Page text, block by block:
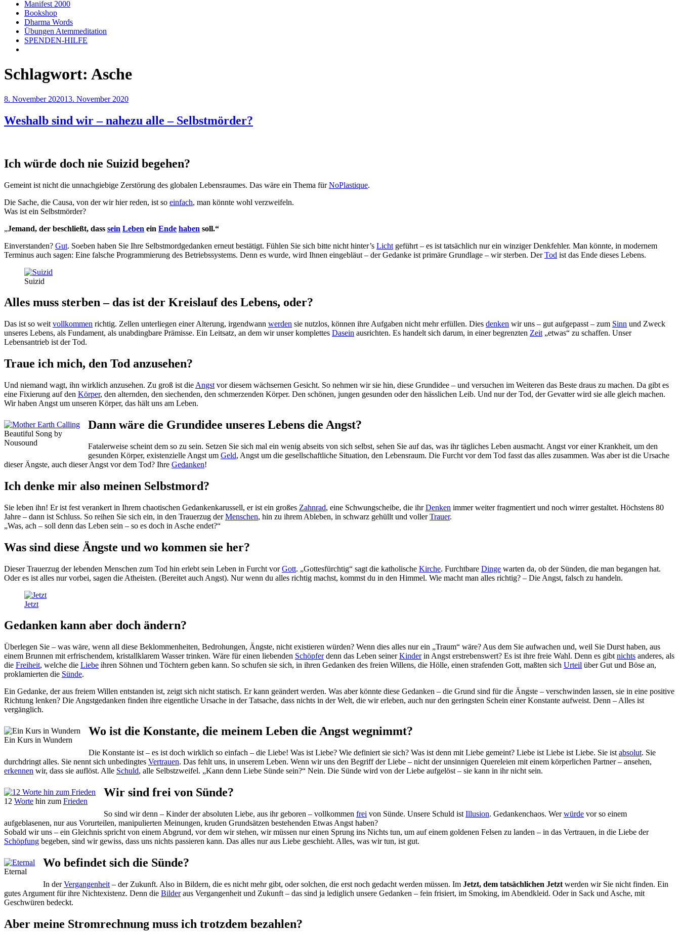
Manifest 2000
Bookshop
Dharma Words
Übungen Atemmeditation
SPENDEN-HILFE
Schlagwort: Asche
Veröffentlicht
8. November 202013. November 2020
Weshalb sind wir – nahezu alle – Selbstmörder?
Ich würde doch nie Suizid begehen?
Gemeint ist nicht die unnachgiebige Zerstörung des globalen Lebensraumes. Das wäre ein Thema fürNoPlastique.
Die Sache, die Causa, von der wir hier reden, ist so einfach, man könnte wohl verzweifeln.
Was ist ein Selbstmörder?
„Jemand, der beschließt, dass sein Leben ein Ende haben soll.“
Einverstanden? Gut. Soeben haben Sie Ihre Selbstmordgedanken erneut bestätigt. Fühlen Sie sich bitte nicht hinter’s Licht geführt – es ist tatsächlich nur ein winziger Denkfehler. Man könnte, in modernem
Terminus auch sagen: Eine falsche Programmierung des Betriebssystems. Denn es wurde, wird Ihnen eingebläut – der Gedanke ist primäre Grundlage – wir sterben. DerTod ist das Ende dieses Lebens.
Suizid
Alles muss sterben – das ist der Kreislauf des Lebens, oder?
Das ist so weit vollkommen richtig. Zellen unterliegen einer Alterung, irgendwann werden sie nutzlos, können ihre Aufgaben nicht mehr erfüllen. Dies denken wir uns – gut aufgepasst – zum Sinn und Zweck
unseres Lebens, als Fundament, als unabdingbare Prämisse. Ein Leitsatz, an dem wir unser komplettes Dasein ausrichten. Es handelt sich darum, in einer begrenzten Zeit „etwas“ zu schaffen. Unser
Lebensantrieb ist der Tod.
Traue ich mich, den Tod anzusehen?
Und niemand wagt, ihn wirklich anzusehen. Zu groß ist die Angst vor diesem wächsernen Gesicht. So nehmen wir sie hin, diese Grundidee – und versuchen im Weiteren das Beste draus zu machen. Da gibt es
eine Fixierung auf den Körper, den alternden, den siechenden, den schmerzenden Körper. Den schönen, jungen gesunden oder den hässlichen Leib. Und nur der Tod, der Gevatter wird sie alle gleich machen.
Wir haben Angst um unseren Körper, das hält uns am Leben.
Beautiful Song by
Nousound
Dann wäre die Grundidee unseres Lebens die Angst?
Fatalerweise scheint dem so zu sein. Setzen Sie sich mal ein wenig abseits von sich selbst, sehen Sie auf das, was ihr tägliches Leben ausmacht. Angst vor einer Krankheit, um den
gesunden Körper, existenzielle Angst um Geld, Angst um die gesellschaftliche Situation, den Lebensraum. Die Furcht vor dem Tod fasst das alles zusammen. Was aber ist die Ursache
dieser Ängste, auch dieser Angst vor dem Tod? Ihre Gedanken!
Ich denke mir also meinen Selbstmord?
Sie leben ihn! Er ist fest verankert in Ihrem chaotischen Gedankenkarussell, er ist ein großes Zahnrad, eine Schwungscheibe, die ihrDenken immer weiter fragmentiert und noch wirrer gestaltet. Höchstens 80
Jahre – dann ist Schluss. So reihen Sie sich ein, in den Trauerzug derMenschen, hin zu ihrem Ableben, in schwarz gehüllt und vollerTrauer.
„Was, ach – soll denn das Leben sein – so es doch in Asche endet?“
Was sind diese Ängste und wo kommen sie her?
Dieser Trauerzug der lebenden Menschen zum Tod hin erlebt sein Leben in Furcht vorGott. „Gottesfürchtig“ sagt die katholische Kirche. Furchtbare Dinge warten da, ob der Sünden, die man begangen hat.
Oder es ist alles nur vorbei, sagen die Atheisten. (Bereitet auch Angst). Nur wenn du alles richtig machst, kommst du in den Himmel. Wie macht man alles richtig? – Die Angst, falsch zu handeln.
Jetzt
Gedanken kann aber doch ändern?
Überlegen Sie – was wäre, wenn all diese Beklommenheiten, Bedrohungen, Ängste, nicht existieren würden? Wenn dies alles nur ein „Traum“ wäre? Aus dem Sie aufwachen und, weil Sie Durst haben, aus
einem Brunnen mit erfrischendem, kristallklarem Wasser trinken. Wäre für einen liebenden Schöpferdenn das Leben seinerKinderin Angst erstrebenswert? Es ist ihre freie Wahl. Denn es gibt nichts anderes, als
die Freiheit, welche die Liebe ihren Söhnen und Töchtern geben kann. So schufen sie sich, in ihren Gedanken des freien Willens, die Hölle, einen strafenden Gott, maßten sich Urteil über Gut und Böse an,
proklamierten die Sünde.
Ein Gedanke, der aus freiem Willen entstanden ist, zeigt sich nicht statisch. Er kann geändert werden. Was aber könnte diese Gedanken – die Grund sind für die Ängste – verschwinden lassen, sie in eine positive
Richtung lenken? Die Angstgedanken finden ihre eigentliche Ursache in der Tatsache, dass nichts in der Welt, die wir erleben, auch nur den geringsten Schein einer Konstante aufweist. Denn – Alles ist
vergänglich.
Ein Kurs in Wundern
Wo ist die Konstante, die meinem Leben die Angst wegnimmt?
Die Konstante ist – es ist doch wirklich so einfach – die Liebe! Was ist Liebe? Wie definiert sie sich? Was ist denn mit Liebe gemeint? Liebe ist Liebe ist Liebe. Sie ist absolut. Sie
durchdringt alles. Sie nennt sich unbedingtes Vertrauen. Das fehlt uns, in unserem Leben. Wenn wir uns den Begriff der Liebe – nicht der unsinnigen Quereleien mit einem körperlichen Partner – ansehen,
erkennen wir, dass sie auflöst. Alle Schuld, alle Selbstzweifel. „Kann denn Liebe Sünde sein?“ Nein. Die Sünde wird von der Liebe aufgelöst – sie kann in ihr nicht sein.
12 Worte hin zum Frieden
Wir sind frei von Sünde?
So sind wir denn – Kinder der absoluten Liebe, aus ihr geboren – vollkommen frei von Sünde. Unsere Schuld ist Illusion. Gedankenchaos. Werwürde vor so einem
aufgeblasenen, nur aus Vorurteilen, manipulierten Meinungen, kruden Grundsätzen bestehenden Etwas Angst haben?
Sobald wir uns – ein Gleichnis spricht von einem Abgrund, vor dem wir stehen, wir müssen nur einen Sprung ins Nichts tun, um auf einem goldenen Felsen zu landen – in das Vertrauen, in die Liebe der
Schöpfung begeben, sind wir gewiss, dass uns nichts passieren kann. Das alles nur aus Liebe geschieht. Alles, was wir tun, ist gut.
Eternal
Wo befindet sich die Sünde?
In derVergangenheit – der Zukunft. Also in Bildern, die es nicht mehr gibt, oder solchen, die erst noch gedacht werden müssen. Im Jetzt, dem tatsächlichen Jetzt werden wir Sie nicht finden. Ein
gutes Argument für ihre Nichtexistenz. Denn die Bilderaus Vergangenheit und Zukunft – das sind ja lediglich unsere Gedanken – fein frisiert, im Smoking, im Abendkleid. Oder in Sack und Asche, mit
Geschwüren bedeckt.
Aber meine Stromrechnung muss ich trotzdem bezahlen?